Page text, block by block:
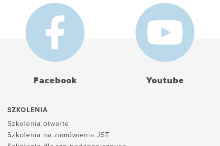
Facebook Youtube
SZKOLENIA
Szkolenia otwarte
Szkolenia na zamówienia JST